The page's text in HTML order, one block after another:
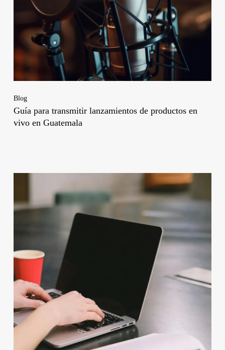
Blog
Guía para transmitir lanzamientos de productos en
vivo en Guatemala